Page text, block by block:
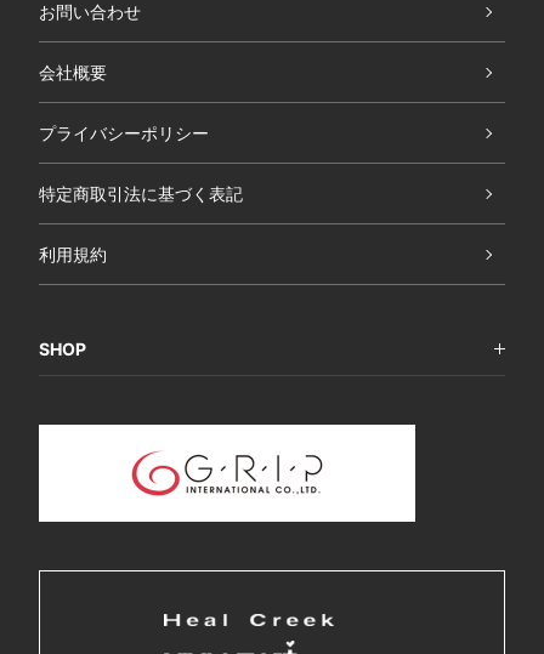
お問い合わせ
会社概要
プライバシーポリシー
特定商取引法に基づく表記
利用規約
SHOP